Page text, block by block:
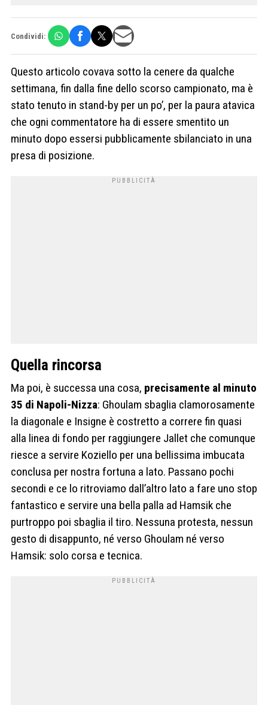
Condividi:
Questo articolo covava sotto la cenere da qualche
settimana, fin dalla fine dello scorso campionato, ma è
stato tenuto in stand-by per un po’, per la paura atavica
che ogni commentatore ha di essere smentito un
minuto dopo essersi pubblicamente sbilanciato in una
presa di posizione.
Quella rincorsa
Ma poi, è successa una cosa, precisamente al minuto
35 di Napoli-Nizza: Ghoulam sbaglia clamorosamente
la diagonale e Insigne è costretto a correre fin quasi
alla linea di fondo per raggiungere Jallet che comunque
riesce a servire Koziello per una bellissima imbucata
conclusa per nostra fortuna a lato. Passano pochi
secondi e ce lo ritroviamo dall’altro lato a fare uno stop
fantastico e servire una bella palla ad Hamsik che
purtroppo poi sbaglia il tiro. Nessuna protesta, nessun
gesto di disappunto, né verso Ghoulam né verso
Hamsik: solo corsa e tecnica.